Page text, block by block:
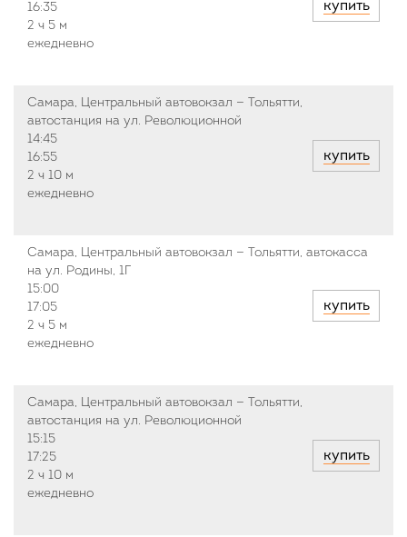
16:35
2 ч 5 м
ежедневно
купить
Самара, Центральный автовокзал — Тольятти,
автостанция на ул. Революционной
14:45
16:55
2 ч 10 м
ежедневно
купить
Самара, Центральный автовокзал — Тольятти, автокасса
на ул. Родины, 1Г
15:00
17:05
2 ч 5 м
ежедневно
купить
Самара, Центральный автовокзал — Тольятти,
автостанция на ул. Революционной
15:15
17:25
2 ч 10 м
ежедневно
купить